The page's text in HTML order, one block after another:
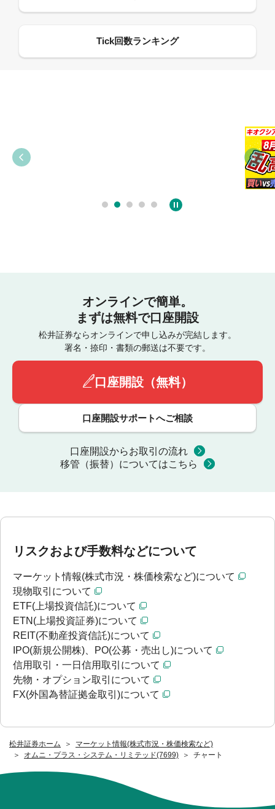
松井証券ホーム
マーケット情報(株式市況・株価検索など)
オムニ・プラス・システム・リミテッド(7699)
チャート
オンラインで簡単。
まずは無料で口座開設
松井証券ならオンラインで申し込みが完結します。
署名・捺印・書類の郵送は不要です。
口座開設（無料）
口座開設サポートへご相談
口座開設からお取引の流れ
移管（振替）についてはこちら
リスクおよび手数料などについて
マーケット情報(株式市況・株価検索など)について
現物取引について
ETF(上場投資信託)について
ETN(上場投資証券)について
REIT(不動産投資信託)について
IPO(新規公開株)、PO(公募・売出し)について
信用取引・一日信用取引について
先物・オプション取引について
FX(外国為替証拠金取引)について